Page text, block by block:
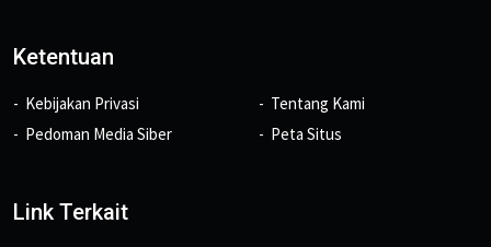
Ketentuan
Kebijakan Privasi
Pedoman Media Siber
Tentang Kami
Peta Situs
Link Terkait